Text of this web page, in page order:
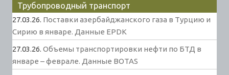
Трубопроводный транспорт
27.03.26. Поставки азербайджанского газа в Турцию и
Сирию в январе. Данные EPDK
27.03.26. Объемы транспортировки нефти по БТД в
январе – феврале. Данные BOTAS